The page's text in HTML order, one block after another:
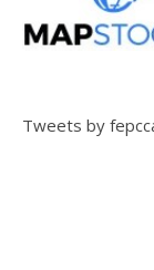
Tweets by